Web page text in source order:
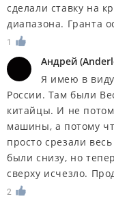
сделали ставку на
диапазона. Гранта
1
Андрей (
Я имею в
России. Там были
китайцы. И не
машины, а потому
просто срезали
были снизу, но
сверху исчезло.
2